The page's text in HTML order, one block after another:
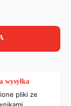
wysyłka
pliki ze